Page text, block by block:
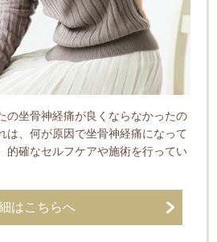
の坐骨神経痛が良くならなかったの
は、何が原因で坐骨神経痛になって
的確なセルフケアや施術を行ってい
はこちらへ